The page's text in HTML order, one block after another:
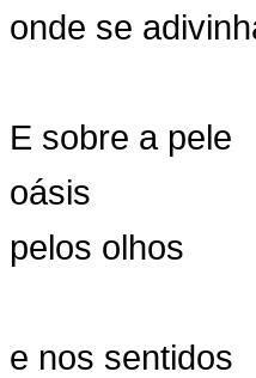
onde se
E sobre a pele
oásis
pelos olhos
e nos sentidos